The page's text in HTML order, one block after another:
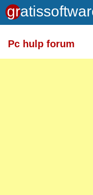
Pc hulp forum